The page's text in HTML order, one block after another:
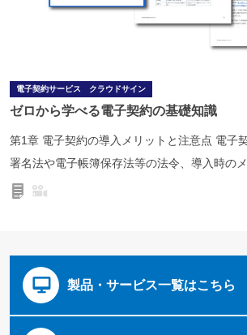
電子契約サービス クラウドサイン
ゼロから学べる電子契約の基礎知識
第1章 電子契約の導入メリットと注意点 電子
署名法や電子帳簿保存法等の法令、導入時の
ドキュメント
製品・サービス一覧はこちら